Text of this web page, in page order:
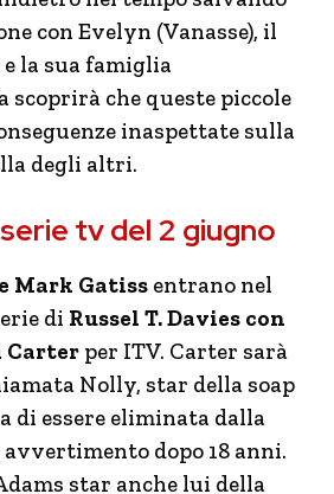
con Evelyn (Vanasse), il
la sua famiglia
scoprirà che queste piccole
inaspettate sulla
degli altri.
tv del 2 giugno
Mark Gatiss entrano nel
di Russel T. Davies con
Carter per ITV. Carter sarà
Nolly, star della soap
di essere eliminata dalla
avvertimento dopo 18 anni.
star anche lui della